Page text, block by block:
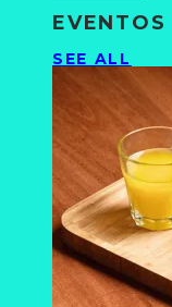
EVENTOS
SEE ALL